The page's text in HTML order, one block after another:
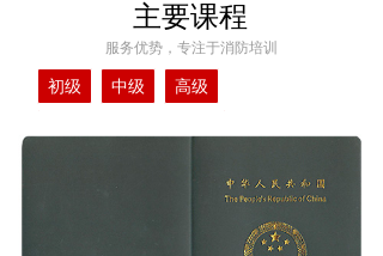
初级 中级 高级
服务优势，专注于消防培训
主要课程